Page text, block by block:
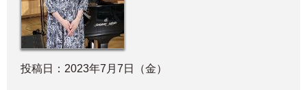
投稿日：2023年7月7日（金）